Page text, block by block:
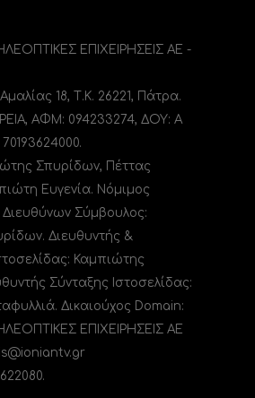
ΕΠΙΧΕΙΡΗΣΕΙΣ ΑΕ -
18, Τ.Κ. 26221, Πάτρα.
ΑΦΜ: 094233274, ΔΟΥ: A
Σπυρίδων, Πέττας
Ευγενία. Νόμιμος
Σύμβουλος:
Διευθυντής &
Καμπιώτης
Σύνταξης Ιστοσελίδας:
Δικαιούχος Domain:
ΕΠΙΧΕΙΡΗΣΕΙΣ ΑΕ